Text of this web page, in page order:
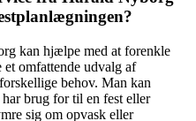
kan hjælpe med at forenkle
omfattende udvalg af
behov. Man kan
brug for til en fest eller
sig om opvask eller